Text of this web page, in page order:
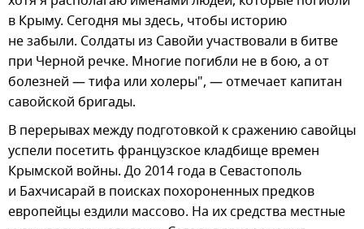
в Крыму. Сегодня мы здесь, чтобы историю
не забыли. Солдаты из Савойи участвовали в битве
при Черной речке. Многие погибли не в бою, а от
болезней — тифа или холеры", — отмечает капитан
савойской бригады.
В перерывах между подготовкой к сражению савойцы
успели посетить французское кладбище времен
Крымской войны. До 2014 года в Севастополь
и Бахчисарай в поисках похороненных предков
европейцы ездили массово. На их средства местные